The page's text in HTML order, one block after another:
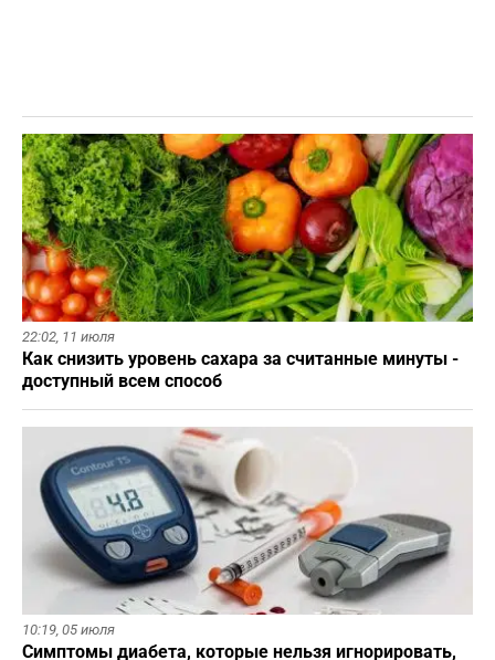
22:02, 11 июля
Как снизить уровень сахара за считанные минуты -
доступный всем способ
10:19, 05 июля
Симптомы диабета, которые нельзя игнорировать,